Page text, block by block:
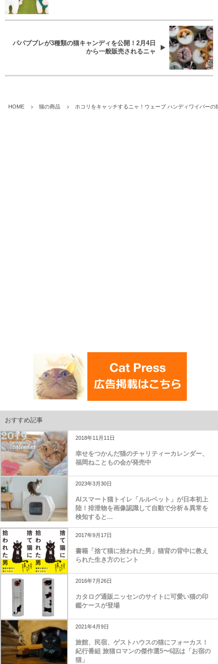
パパブブレが3種類の猫キャンディを公開！2月4日
から一般販売されるニャ
HOME 猫の商品 ホコリをキャッチするニャ！ウェーブ ハンディワイパーの
おすすめ記事
2018年11月11日
幸せをつかんだ猫のチャリティーカレンダー、
福岡ねこともの会が発売中
2023年3月30日
AIスマート猫トイレ「ルルペット」が日本初上
陸！排泄物を画像認識して自動で分析＆異常を
検知すると...
2017年9月17日
書籍「捨て猫に拾われた男」猫背の背中に教え
られた生き方のヒント
2016年7月26日
カタログ通販ニッセンのサイトに可愛い猫の印
鑑ケースが登場
2021年4月9日
旅館、民宿、ゲストハウスの猫にフォーカス！
紀行番組 旅猫ロマンの傑作選5〜6話は「お宿の
猫」